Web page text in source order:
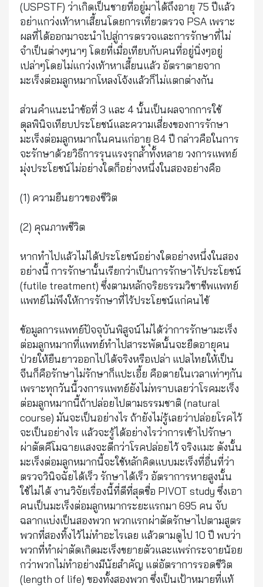
(USPSTF) ว่าเกิดเป็นชายที่อยู่มาได้ถึงอายุ 75 ปีแล้ว
อย่าแกว่งเท้าหาเสี้ยนโดยการเที่ยวตรวจ PSA เพราะ
ผลที่ได้ออกมาจะนำไปสู่การตรวจและการรักษาที่ไม่
จำเป็นต่างๆนาๆ โดยที่เมื่อเทียบกับคนที่อยู่นิ่งๆอยู่
เปล่าๆโดยไม่แกว่งเท้าหาเสี้ยนแล้ว อัตราตายจาก
มะเร็งต่อมลูกหมากโหลงโจ้งแล้วก็ไม่แตกต่างกัน
ส่วนคำแนะนำข้อที่ 3 และ 4 นั้นเป็นผลจากการใช้
ดุลพินิจเทียบประโยชน์และความเสี่ยงของการรักษา
มะเร็งต่อมลูกหมากในคนแก่อายุ 84 ปี กล่าวคือในการ
จะรักษาด้วยวิธีการรุนแรงรุกล้ำทั้งหลาย วงการแพทย์
มุ่งประโยชน์ไม่อย่างใดก็อย่างหนึ่งในสองอย่างคือ
(1) ความยืนยาวของชีวิต
(2) คุณภาพชีวิต
หากทำไปแล้วไม่ได้ประโยชน์อย่างใดอย่างหนึ่งในสอง
อย่างนี้ การรักษานั้นเรียกว่าเป็นการรักษาไร้ประโยชน์
(futile treatment) ซึ่งตามหลักจริยธรรมวิชาชีพแพทย์
แพทย์ไม่พึงให้การรักษาที่ไร้ประโยชน์แก่คนไข้
ข้อมูลการแพทย์ปัจจุบันพิสูจน์ไม่ได้ว่าการรักษามะเร็ง
ต่อมลูกหมากที่แพทย์ทำไปสาระพัดนั้นจะยืดอายุคน
ป่วยให้ยืนยาวออกไปได้จริงหรือเปล่า แปลไทยให้เป็น
จีนก็คือรักษาไม่รักษาก็แปะเอี้ย คือตายในเวลาเท่าๆกัน
เพราะทุกวันนี้วงการแพทย์ยังไม่ทราบเลยว่าโรคมะเร็ง
ต่อมลูกหมากนี้ถ้าปล่อยไปตามธรรมชาติ (natural
course) มันจะเป็นอย่างไร ถ้ายังไม่รู้เลยว่าปล่อยโรคไว้
จะเป็นอย่างไร แล้วจะรู้ได้อย่างไรว่าการเข้าไปรักษา
ผ่าตัดคีโมฉายแสงจะดีกว่าโรคปล่อยไว้ จริงแมะ ดังนั้น
มะเร็งต่อมลูกหมากนี้จะใช้หลักคิดแบบมะเร็งที่อื่นที่ว่า
ตรวจวินิจฉัยได้เร็ว รักษาได้เร็ว อัตราการหายสูงนั้น
ใช้ไม่ได้ งานวิจัยเรื่องนี้ที่ดีที่สุดชื่อ PIVOT study ซึ่งเอา
คนเป็นมะเร็งต่อมลูกหมากระยะแรกมา 695 คน จับ
ฉลากแบ่งเป็นสองพวก พวกแรกผ่าตัดรักษาไปตามสูตร
พวกที่สองทิ้งไว้ไม่ทำอะไรเลย แล้วตามดูไป 10 ปี พบว่า
พวกที่ทำผ่าตัดเกิดมะเร็งขยายตัวและแพร่กระจายน้อย
กว่าพวกไม่ทำอย่างมีนัยสำคัญ แต่อัตราการรอดชีวิต
(length of life) ของทั้งสองพวก ซึ่งเป็นเป้าหมายที่แท้